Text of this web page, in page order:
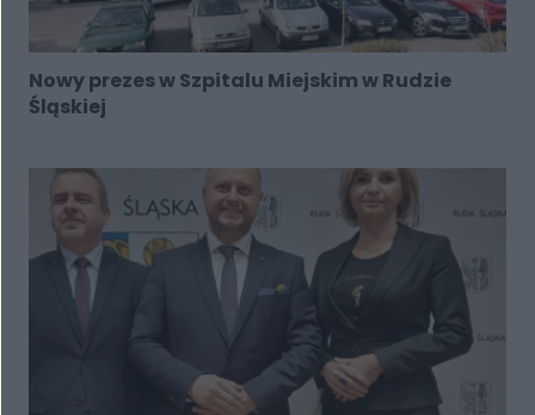
Nowy prezes w Szpitalu Miejskim w Rudzie
Śląskiej